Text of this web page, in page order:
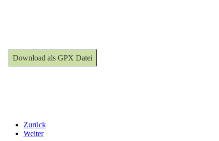
Download als GPX Datei
Zurück
Weiter